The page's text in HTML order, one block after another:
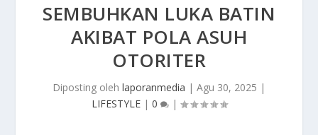
SEMBUHKAN LUKA BATIN
AKIBAT POLA ASUH
OTORITER
Diposting oleh laporanmedia | Agu 30, 2025 |
LIFESTYLE| 0 |